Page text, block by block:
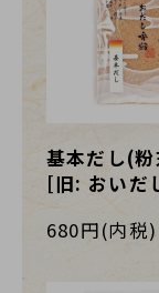
基本だし(
[旧: おいだ
680円(内税)